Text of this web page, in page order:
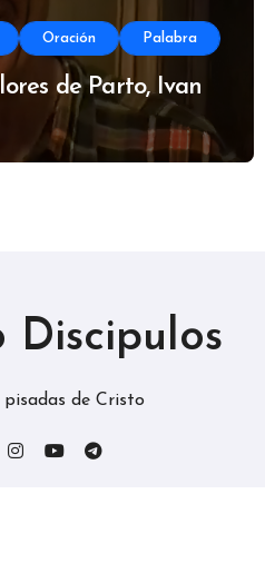
Oración Palabra
de Parto, Ivan
Discipulos
pisadas de Cristo